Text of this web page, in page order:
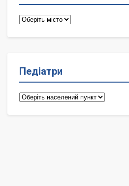
Терапевти
Педіатри
Педіатри